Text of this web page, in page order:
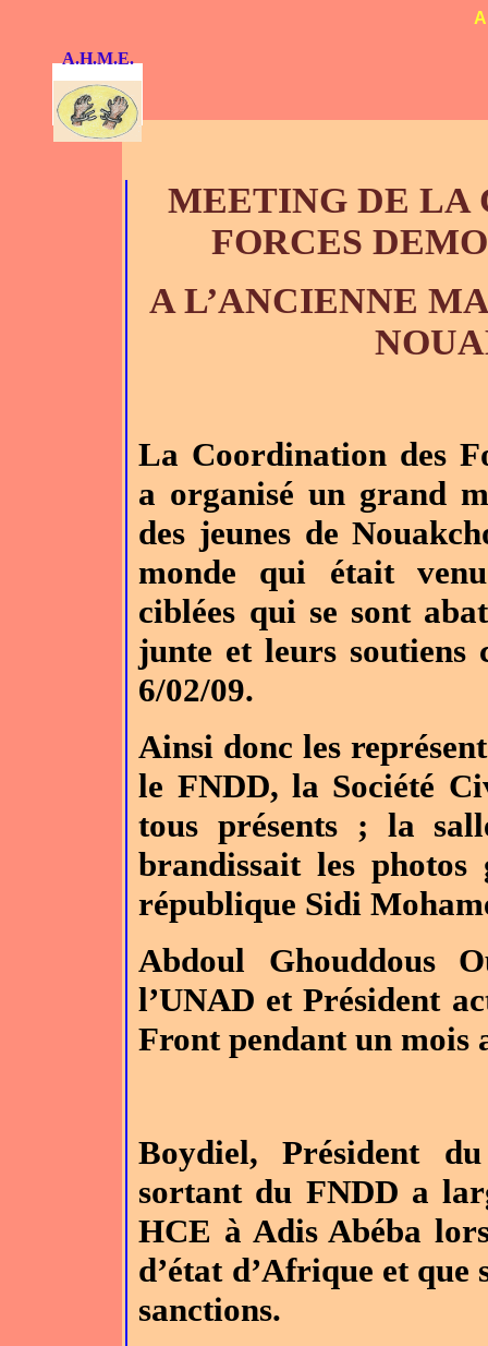
A.H.M.E.
MEETING DE LA
FORCES
A L’ANCIENNE
La Coordination des
a organisé un grand
des jeunes de
monde qui était
ciblées qui se sont
junte et leurs
6/02/09.
Ainsi donc les
le FNDD, la Société
tous présents ; la
brandissait les photos
république Sidi
Abdoul Ghouddous
l’UNAD et Président
Front pendant un mois
Boydiel, Président
sortant du FNDD a
HCE à Adis Abéba
d’état d’Afrique et que
sanctions.